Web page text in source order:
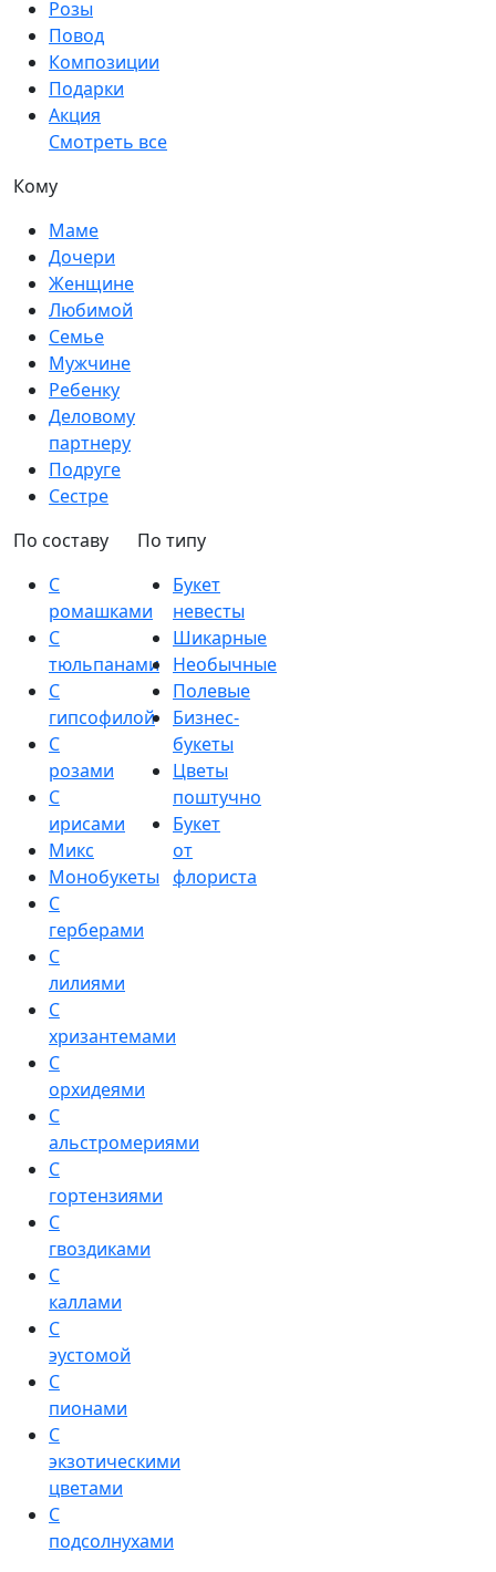
Розы
Повод
Композиции
Подарки
Акция
Смотреть все
Кому
Маме
Дочери
Женщине
Любимой
Семье
Мужчине
Ребенку
Деловому
партнеру
Подруге
Сестре
По составу
С
ромашками
С
тюльпанами
С
гипсофилой
С
розами
С
ирисами
Микс
Монобукеты
С
герберами
С
лилиями
С
хризантемами
С
орхидеями
С
альстромериями
С
гортензиями
С
гвоздиками
С
каллами
С
эустомой
С
пионами
С
экзотическими
цветами
С
подсолнухами
По типу
Букет
невесты
Шикарные
Необычные
Полевые
Бизнес-
букеты
Цветы
поштучно
Букет
от
флориста